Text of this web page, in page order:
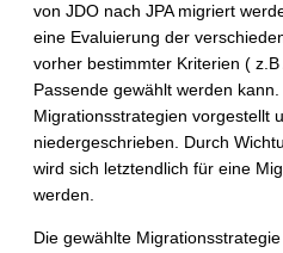
von JDO nach JPA migriert
eine Evaluierung der
vorher bestimmter Kriterien (
Passende gewählt werden
Migrationsstrategien vorgestellt
niedergeschrieben. Durch
wird sich letztendlich für eine
werden.
Die gewählte